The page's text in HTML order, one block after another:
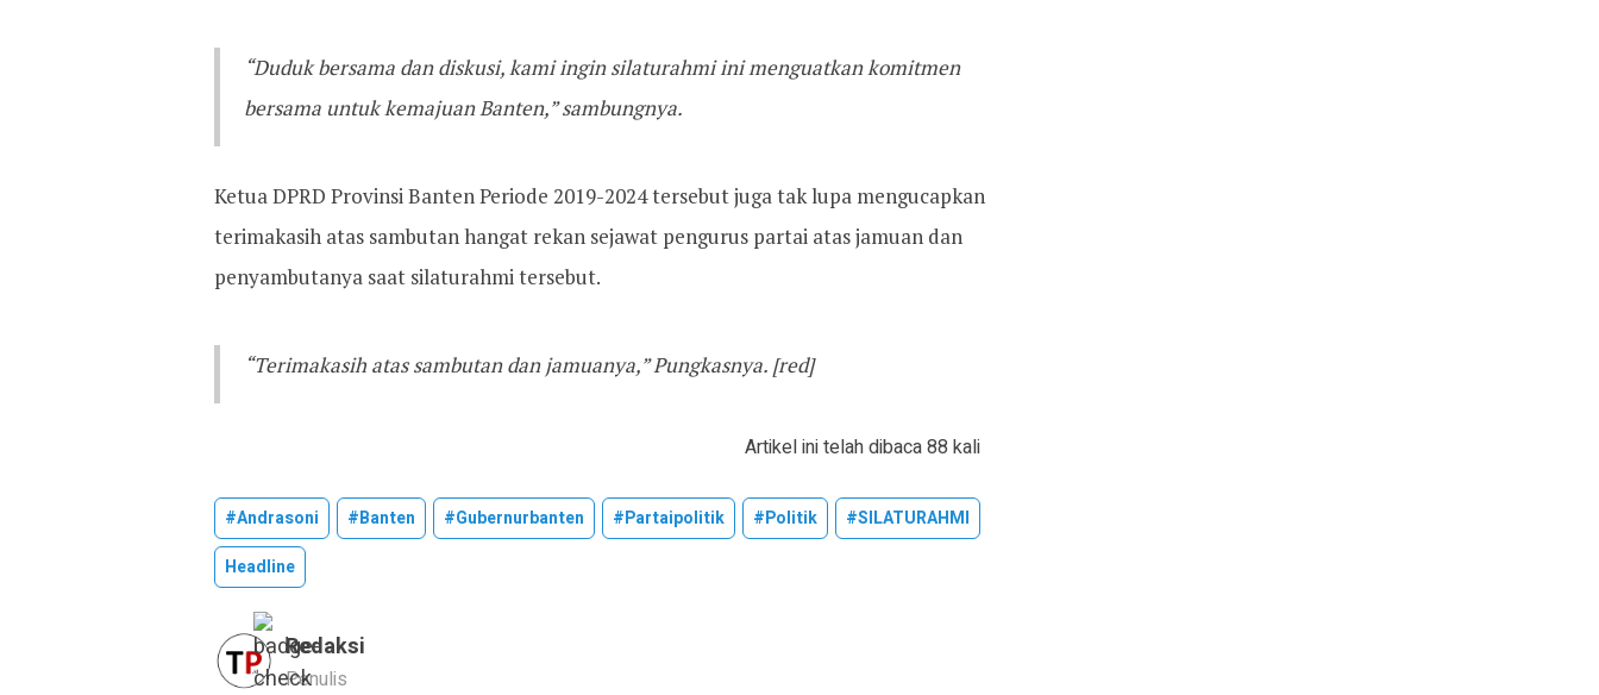
“Duduk bersama dan diskusi, kami ingin silaturahmi ini menguatkan komitmen
bersama untuk kemajuan Banten,” sambungnya.
Ketua DPRD Provinsi Banten Periode 2019-2024 tersebut juga tak lupa mengucapkan
terimakasih atas sambutan hangat rekan sejawat pengurus partai atas jamuan dan
penyambutanya saat silaturahmi tersebut.
“Terimakasih atas sambutan dan jamuanya,” Pungkasnya. [red]
Artikel ini telah dibaca 88 kali
#andrasoni #banten #gubernurbanten #partaipolitik #politik
#SILATURAHMI
Headline
Redaksi
Penulis